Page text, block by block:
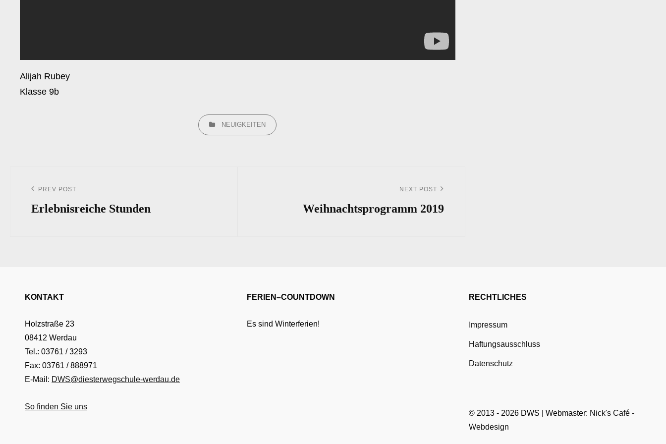
Alijah Rubey
Klasse 9b
CATEGORIES
NEUIGKEITEN
Navigation
Previous
Post
PREV POST
Erlebnisreiche Stunden
NEXT POST
Weihnachtsprogramm 2019
KONTAKT
Holzstraße 23
08412 Werdau
Tel.: 03761 / 3293
Fax: 03761 / 888971
E-Mail: DWS@diesterwegschule-werdau.de
So finden Sie uns
FERIEN–COUNTDOWN
Es sind Winterferien!
RECHTLICHES
Impressum
Haftungsausschluss
Datenschutz
© 2013 - 2026 DWS | Webmaster: Nick's Café -
Webdesign